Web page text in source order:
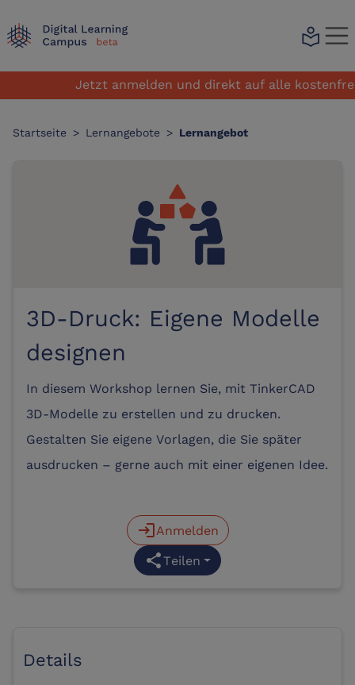
local_library
Jetzt anmelden und direkt auf alle
Startseite > Lernangebote > Lernangebot
3D-Druck: Eigene Modelle
designen
In diesem Workshop lernen Sie, mit TinkerCAD
3D-Modelle zu erstellen und zu drucken.
Gestalten Sie eigene Vorlagen, die Sie später
ausdrucken – gerne auch mit einer eigenen Idee.
loginAnmelden
shareTeilen
Details